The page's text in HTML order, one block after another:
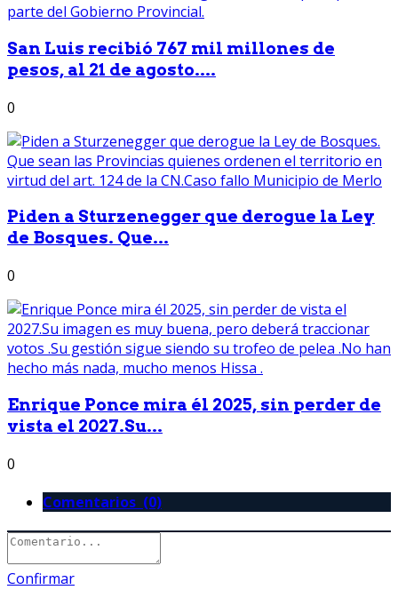
San Luis recibió 767 mil millones de
pesos, al 21 de agosto....
0
Piden a Sturzenegger que derogue la Ley
de Bosques. Que...
0
Enrique Ponce mira él 2025, sin perder de
vista el 2027.Su...
0
Comentarios (0)
Confirmar